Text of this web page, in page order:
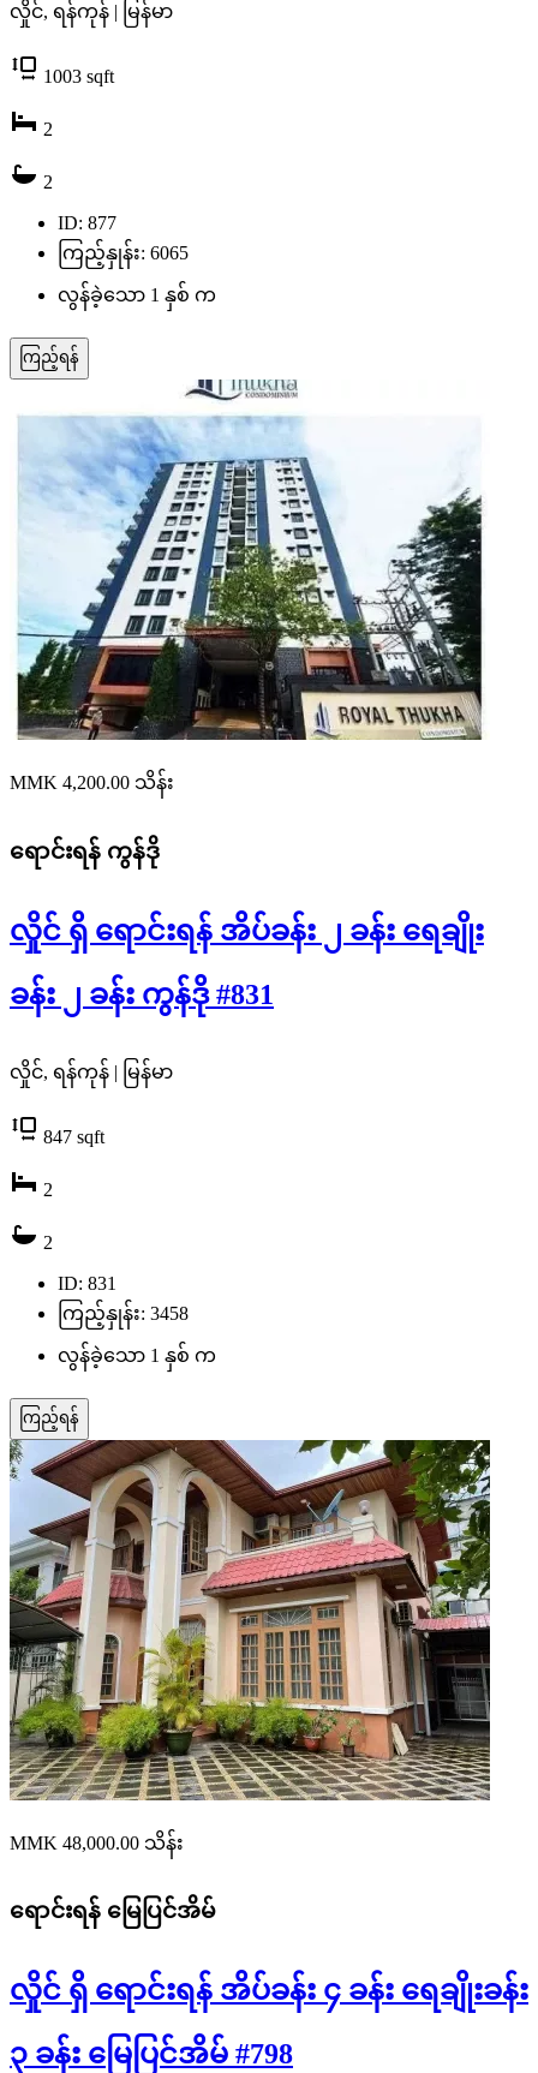
လှိုင်, ရန်ကုန် | မြန်မာ
1003 sqft
2
2
ID: 877
ကြည့်နှုန်း: 6065
လွန်ခဲ့သော 1 နှစ် က
ကြည့်ရန်
MMK 4,200.00 သိန်း
ရောင်းရန် ကွန်ဒို
လှိုင် ရှိ ရောင်းရန် အိပ်ခန်း ၂ ခန်း ရေချိုး
ခန်း ၂ ခန်း ကွန်ဒို #831
လှိုင်, ရန်ကုန် | မြန်မာ
847 sqft
2
2
ID: 831
ကြည့်နှုန်း: 3458
လွန်ခဲ့သော 1 နှစ် က
ကြည့်ရန်
MMK 48,000.00 သိန်း
ရောင်းရန် မြေပြင်အိမ်
လှိုင် ရှိ ရောင်းရန် အိပ်ခန်း ၄ ခန်း ရေချိုးခန်း
၃ ခန်း မြေပြင်အိမ် #798